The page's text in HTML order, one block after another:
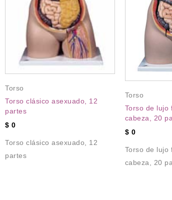
Torso
Torso clásico asexuado, 12
partes
$ 0
Torso clásico asexuado, 12
partes
Torso
Torso de lujo
cabeza, 20
$ 0
Torso de lujo
cabeza, 20